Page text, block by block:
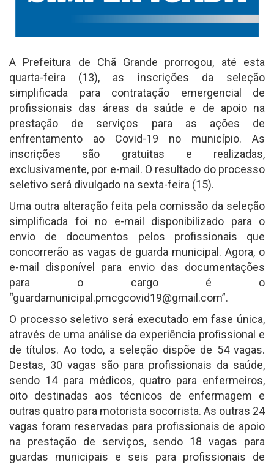
A Prefeitura de Chã Grande prorrogou, até esta
quarta-feira (13), as inscrições da seleção
simplificada para contratação emergencial de
profissionais das áreas da saúde e de apoio na
prestação de serviços para as ações de
enfrentamento ao Covid-19 no município. As
inscrições são gratuitas e realizadas,
exclusivamente, por e-mail. O resultado do processo
seletivo será divulgado na sexta-feira (15).
Uma outra alteração feita pela comissão da seleção
simplificada foi no e-mail disponibilizado para o
envio de documentos pelos profissionais que
concorrerão as vagas de guarda municipal. Agora, o
e-mail disponível para envio das documentações
para o cargo é o
“guardamunicipal.pmcgcovid19@gmail.com”.
O processo seletivo será executado em fase única,
através de uma análise da experiência profissional e
de títulos. Ao todo, a seleção dispõe de 54 vagas.
Destas, 30 vagas são para profissionais da saúde,
sendo 14 para médicos, quatro para enfermeiros,
oito destinadas aos técnicos de enfermagem e
outras quatro para motorista socorrista. As outras 24
vagas foram reservadas para profissionais de apoio
na prestação de serviços, sendo 18 vagas para
guardas municipais e seis para profissionais de